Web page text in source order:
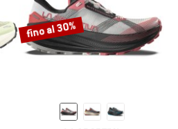
fino al 30%